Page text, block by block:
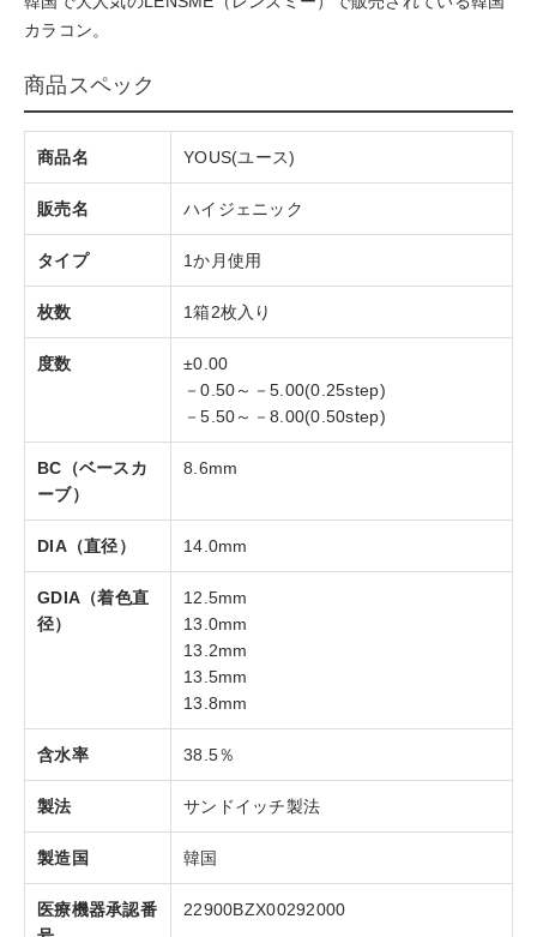
カラコン。
商品スペック
商品名 YOUS(ユース)
販売名 ハイジェニック
タイプ 1か月使用
枚数 1箱2枚入り
度数
±0.00
－0.50～－5.00(0.25step)
－5.50～－8.00(0.50step)
BC（ベースカ
ーブ）
8.6mm
DIA（直径） 14.0mm
GDIA（着色直
径）
12.5mm
13.0mm
13.2mm
13.5mm
13.8mm
含水率 38.5％
製法 サンドイッチ製法
製造国 韓国
医療機器承認番
22900BZX00292000